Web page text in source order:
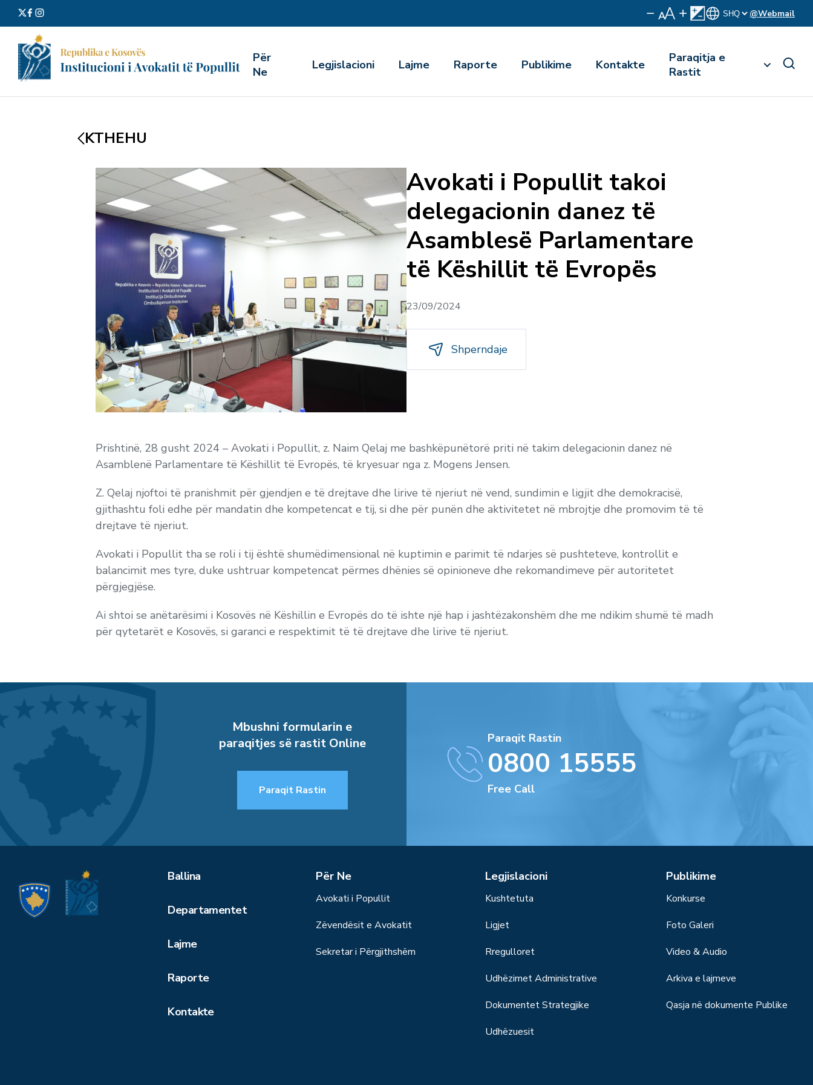
@Webmail
Për
Ne
Legjislacioni Lajme Raporte Publikime Kontakte
Paraqitja e
Rastit
KTHEHU
Avokati i Popullit takoi
delegacionin danez të
Asamblesë Parlamentare
të Këshillit të Evropës
23/09/2024
Shperndaje
Prishtinë, 28 gusht 2024 – Avokati i Popullit, z. Naim Qelaj me bashkëpunëtorë priti në takim delegacionin danez në
Asamblenë Parlamentare të Këshillit të Evropës, të kryesuar nga z. Mogens Jensen.
Z. Qelaj njoftoi të pranishmit për gjendjen e të drejtave dhe lirive të njeriut në vend, sundimin e ligjit dhe demokracisë,
gjithashtu foli edhe për mandatin dhe kompetencat e tij, si dhe për punën dhe aktivitetet në mbrojtje dhe promovim të të
drejtave të njeriut.
Avokati i Popullit tha se roli i tij është shumëdimensional në kuptimin e parimit të ndarjes së pushteteve, kontrollit e
balancimit mes tyre, duke ushtruar kompetencat përmes dhënies së opinioneve dhe rekomandimeve për autoritetet
përgjegjëse.
Ai shtoi se anëtarësimi i Kosovës në Këshillin e Evropës do të ishte një hap i jashtëzakonshëm dhe me ndikim shumë të madh
për qytetarët e Kosovës, si garanci e respektimit të të drejtave dhe lirive të njeriut.
Mbushni formularin e
paraqitjes së rastit Online
Paraqit Rastin
Paraqit Rastin
0800 15555
Free Call
Ballina
Departamentet
Lajme
Raporte
Kontakte
Për Ne
Avokati i Popullit
Zëvendësit e Avokatit
Sekretar i Përgjithshëm
Legjislacioni
Kushtetuta
Ligjet
Rregulloret
Udhëzimet Administrative
Dokumentet Strategjike
Udhëzuesit
Publikime
Konkurse
Foto Galeri
Video & Audio
Arkiva e lajmeve
Qasja në dokumente Publike